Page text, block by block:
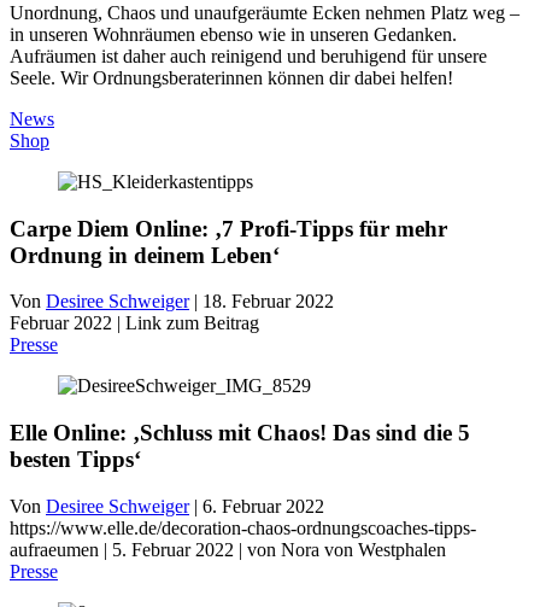
Unordnung, Chaos und unaufgeräumte Ecken nehmen Platz weg –
in unseren Wohnräumen ebenso wie in unseren Gedanken.
Aufräumen ist daher auch reinigend und beruhigend für unsere
Seele. Wir Ordnungsberaterinnen können dir dabei helfen!
News
Shop
Carpe Diem Online: ‚7 Profi-Tipps für mehr
Ordnung in deinem Leben‘
Von Desiree Schweiger | 18. Februar 2022
Februar 2022 | Link zum Beitrag
Presse
Elle Online: ‚Schluss mit Chaos! Das sind die 5
besten Tipps‘
Von Desiree Schweiger | 6. Februar 2022
https://www.elle.de/decoration-chaos-ordnungscoaches-tipps-
aufraeumen | 5. Februar 2022 | von Nora von Westphalen
Presse